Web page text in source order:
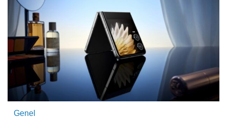
Genel